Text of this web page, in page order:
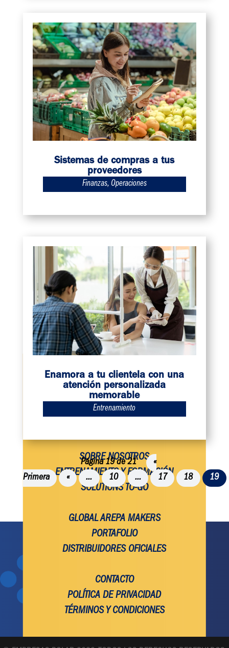
Sistemas de compras a tus
proveedores
Finanzas, Operaciones
Enamora a tu clientela con una
atención personalizada
memorable
Entrenamiento
Página 19 de 21
«
Primera
« ... 10 ... 17 18 19
SOBRE NOSOTROS
ENTRENAMIENTO Y FORMACIÓN
SOLUTIONS TO-GO
GLOBAL AREPA MAKERS
PORTAFOLIO
DISTRIBUIDORES OFICIALES
CONTACTO
POLÍTICA DE PRIVACIDAD
TÉRMINOS Y CONDICIONES